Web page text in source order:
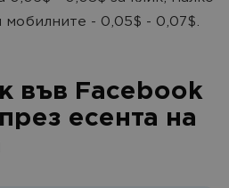
мобилните - 0,05$ - 0,07$.
във Facebook
есента на